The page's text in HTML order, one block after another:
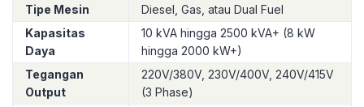
Tipe Mesin
Diesel, Gas, atau Dual Fuel
Kapasitas
Daya
10 kVA hingga 2500 kVA+ (8 kW
hingga 2000 kW+)
Tegangan
Output
220V/380V, 230V/400V, 240V/415V
(3 Phase)